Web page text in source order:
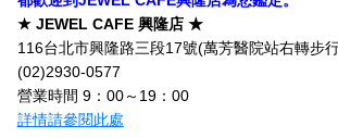
★ JEWEL CAFE 興隆店 ★
116台北市興隆路三段17號(萬芳醫院站右轉步
(02)2930-0577
營業時間 9：00～19：00
詳情請參閱此處